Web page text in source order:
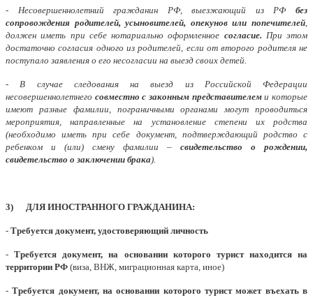
- Несовершеннолетний гражданин РФ, выезжающий из РФ без
сопровождения родителей, усыновителей, опекунов или попечителей
должен иметь при себе нотариально оформленное согласие. При этом
достаточно согласия одного из родителей, если от второго родителя не
поступало заявления о его несогласии на выезд своих детей.
- В случае следования на выезд из Российской Федерации
несовершеннолетнего совместно с законным представителеми которые
имеют разные фамилии, пограничными органами могут проводиться
мероприятия, направленные на установление степени их родства
(необходимо иметь при себе документ, подтверждающий родство с
ребенком и (или) смену фамилии – свидетельство о рождении,
свидетельство о заключении брака).
3) ДЛЯ ИНОСТРАННОГО ГРАЖДАНИНА:
- Требуется документ, удостоверяющий личность
-Требуется документ, на основании которого турист находится на
территории РФ (виза, ВНЖ, миграционная карта, иное)
-Требуется документ, на основании которого турист может въехать в